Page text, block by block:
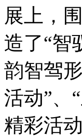
展上，
造了“智
韵智驾
活动”、
精彩活动